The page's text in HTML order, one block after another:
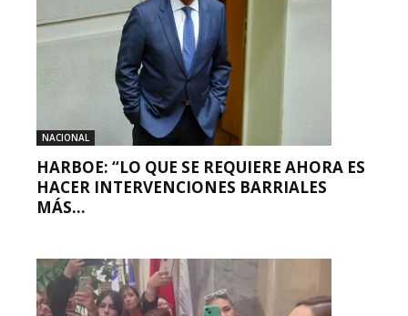
NACIONAL
HARBOE: “LO QUE SE REQUIERE AHORA ES
HACER INTERVENCIONES BARRIALES
MÁS...